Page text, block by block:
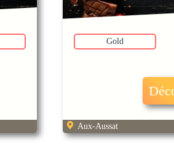
Gold
Aux-Aussat